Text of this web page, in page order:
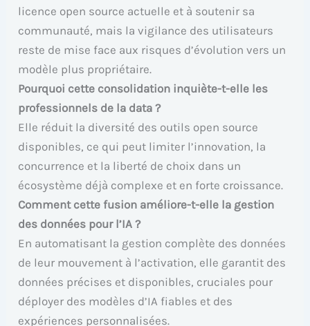
licence open source actuelle et à soutenir sa
communauté, mais la vigilance des utilisateurs
reste de mise face aux risques d’évolution vers un
modèle plus propriétaire.
Pourquoi cette consolidation inquiète-t-elle les
professionnels de la data ?
Elle réduit la diversité des outils open source
disponibles, ce qui peut limiter l’innovation, la
concurrence et la liberté de choix dans un
écosystème déjà complexe et en forte croissance.
Comment cette fusion améliore-t-elle la gestion
des données pour l’IA ?
En automatisant la gestion complète des données
de leur mouvement à l’activation, elle garantit des
données précises et disponibles, cruciales pour
déployer des modèles d’IA fiables et des
expériences personnalisées.